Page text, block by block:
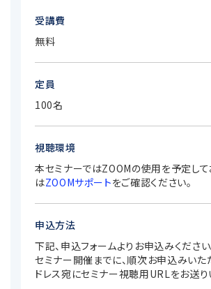
受講費
無料
定員
100名
視聴環境
本セミナーではZOOMの使用を予定して
はZOOMサポートをご確認ください。
申込方法
下記、申込フォームよりお申込みください
セミナー開催までに、順次お申込みいた
ドレス宛にセミナー視聴用URLをお送り